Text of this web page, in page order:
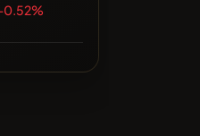
0.52%